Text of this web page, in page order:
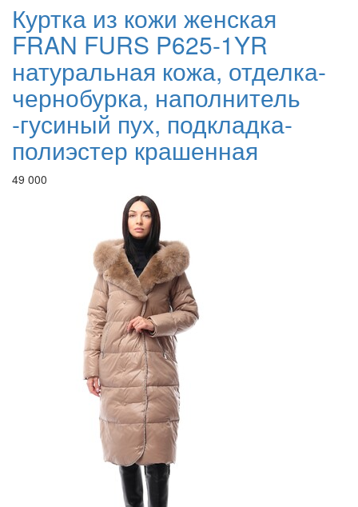
Куртка из кожи женская
FRAN FURS P625-1YR
натуральная кожа, отделка-
чернобурка, наполнитель
-гусиный пух, подкладка-
полиэстер крашенная
49 000